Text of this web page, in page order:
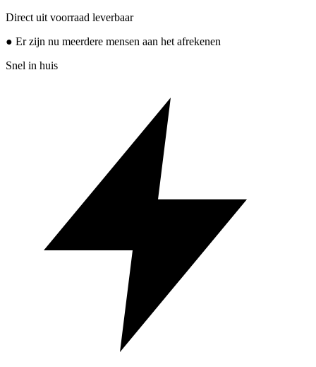
Direct uit voorraad leverbaar
● Er zijn nu meerdere mensen aan het afrekenen
Snel in huis